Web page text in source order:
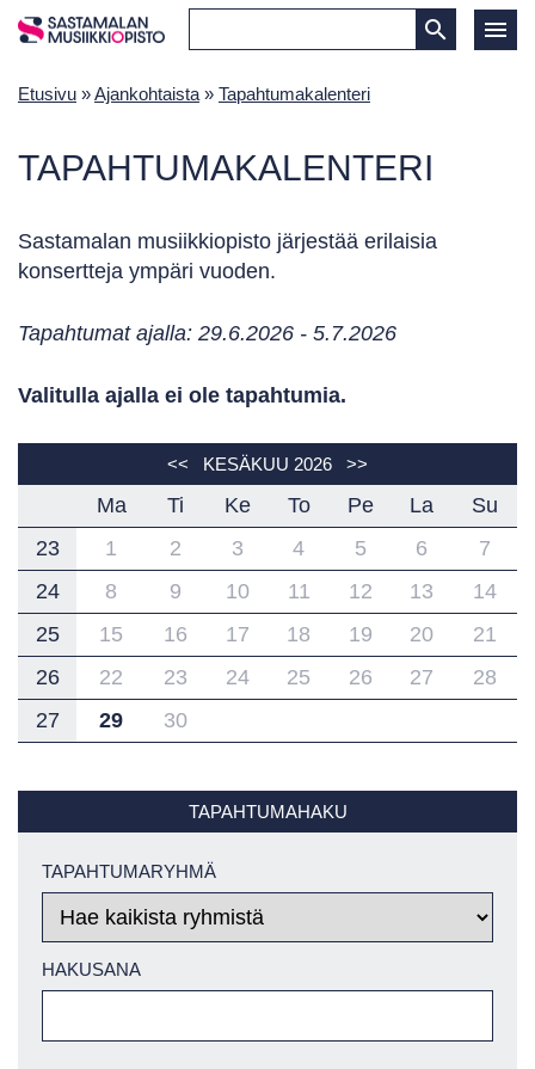
Etusivu »Ajankohtaista » Tapahtumakalenteri
TAPAHTUMAKALENTERI
Sastamalan musiikkiopisto järjestää erilaisia
konsertteja ympäri vuoden.
Tapahtumat ajalla: 29.6.2026 - 5.7.2026
Valitulla ajalla ei ole tapahtumia.
<< KESÄKUU 2026 >>
Ma Ti Ke To Pe La
Su
23
1 2 3 4 5 6
7
24
8 9 10 11 12 13
14
25
15 16 17 18 19 20
21
26
22 23 24 25 26 27
28
27
29 30
TAPAHTUMAHAKU
TAPAHTUMARYHMÄ
HAKUSANA